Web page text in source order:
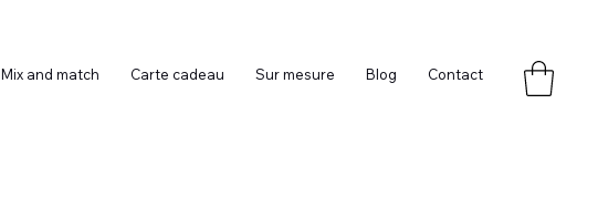
Mix and match Carte cadeau Sur mesure Blog Contact